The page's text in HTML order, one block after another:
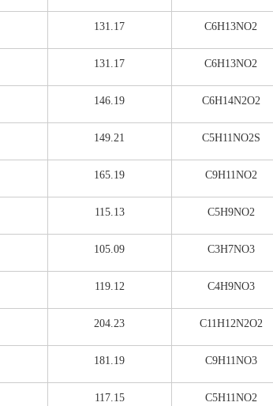
131.17 C6H13NO2
131.17 C6H13NO2
146.19 C6H14N2O2
149.21 C5H11NO2S
165.19 C9H11NO2
115.13 C5H9NO2
105.09 C3H7NO3
119.12 C4H9NO3
204.23 C11H12N2O2
181.19 C9H11NO3
117.15 C5H11NO2